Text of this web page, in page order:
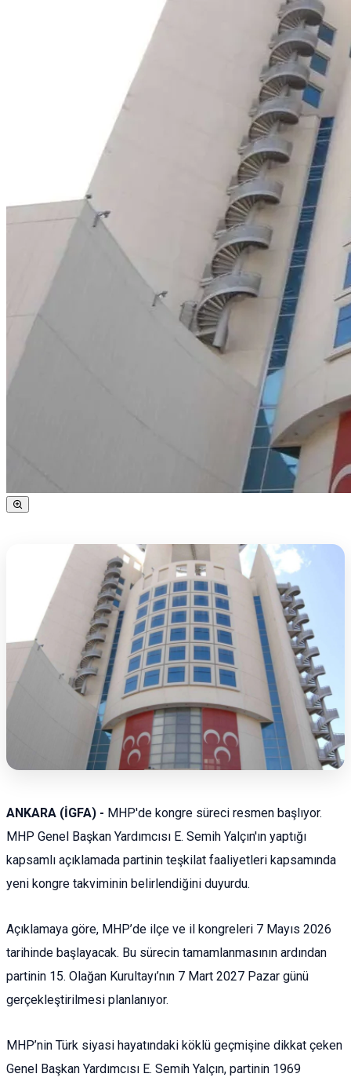
ANKARA (İGFA) - MHP'de kongre süreci resmen başlıyor.
MHP Genel Başkan Yardımcısı E. Semih Yalçın'ın yaptığı
kapsamlı açıklamada partinin teşkilat faaliyetleri kapsamında
yeni kongre takviminin belirlendiğini duyurdu.
Açıklamaya göre, MHP’de ilçe ve il kongreleri 7 Mayıs 2026
tarihinde başlayacak. Bu sürecin tamamlanmasının ardından
partinin 15. Olağan Kurultayı’nın 7 Mart 2027 Pazar günü
gerçekleştirilmesi planlanıyor.
MHP’nin Türk siyasi hayatındaki köklü geçmişine dikkat çeken
Genel Başkan Yardımcısı E. Semih Yalçın, partinin 1969